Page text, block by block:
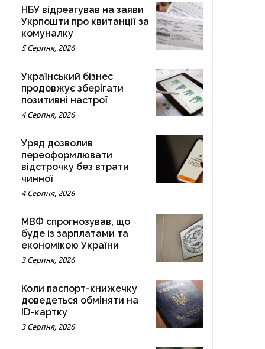
НБУ відреагував на заяви
Укрпошти про квитанції за
комуналку
5 Серпня, 2026
Український бізнес
продовжує зберігати
позитивні настрої
4 Серпня, 2026
Уряд дозволив
переоформлювати
відстрочку без втрати
чинної
4 Серпня, 2026
МВФ спрогнозував, що
буде із зарплатами та
економікою України
3 Серпня, 2026
Коли паспорт-книжечку
доведеться обміняти на
ID-картку
3 Серпня, 2026